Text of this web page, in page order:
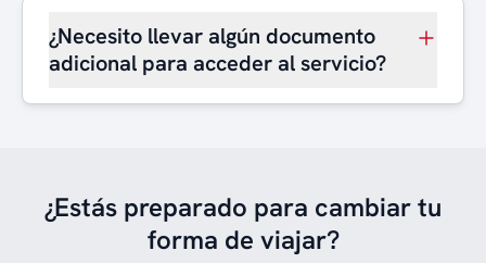
¿Necesito llevar algún documento
adicional para acceder al servicio?
¿Estás preparado para cambiar tu
forma de viajar?